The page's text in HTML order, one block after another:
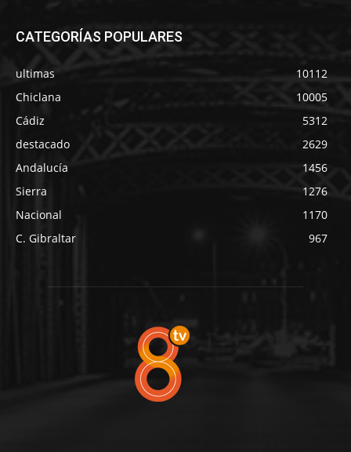
CATEGORÍAS POPULARES
ultimas
10112
Chiclana
10005
Cádiz
5312
destacado
2629
Andalucía
1456
Sierra
1276
Nacional
1170
C. Gibraltar
967